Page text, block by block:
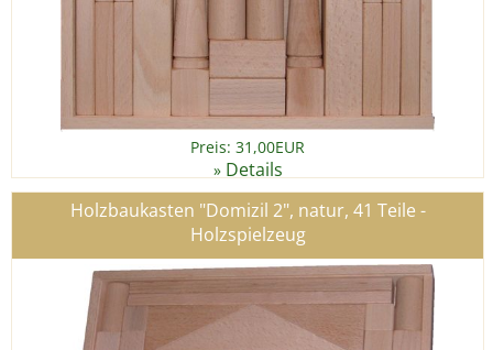
Preis: 31,00EUR
» Details
Holzbaukasten "Domizil 2", natur, 41 Teile -
Holzspielzeug